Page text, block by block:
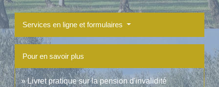
Services en ligne et formulaires
Pour en savoir plus
Livret pratique sur la pension d'invalidité